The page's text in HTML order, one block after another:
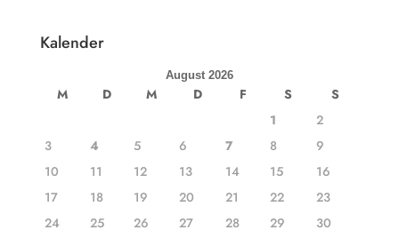
Kalender
August 2026
M D M D F S
S
1
2
3
4 5 6 7 8
9
10
11 12 13 14 15
16
17
18 19 20 21 22
23
24
25 26 27 28 29
30